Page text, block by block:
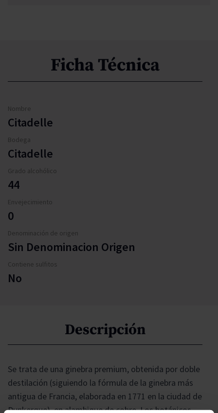
Ficha Técnica
Nombre
Citadelle
Bodega
Citadelle
Grado alcohólico
44
Envejecimiento
0
Denominación de origen
Sin Denominacion Origen
Contiene sulfitos
No
Descripción
Se trata de una ginebra premium, obtenida por doble
destilación (siguiendo la fórmula de la ginebra más
antigua de Francia, elaborada en 1771 en la ciudad de
Dunkerque), en alambique de cobre. Los botánicos